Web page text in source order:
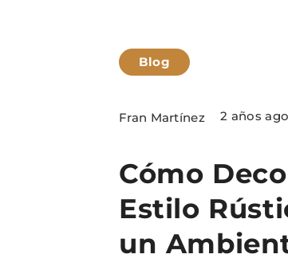
Blog
Fran Martínez 2 años ago
Cómo
Estilo
un